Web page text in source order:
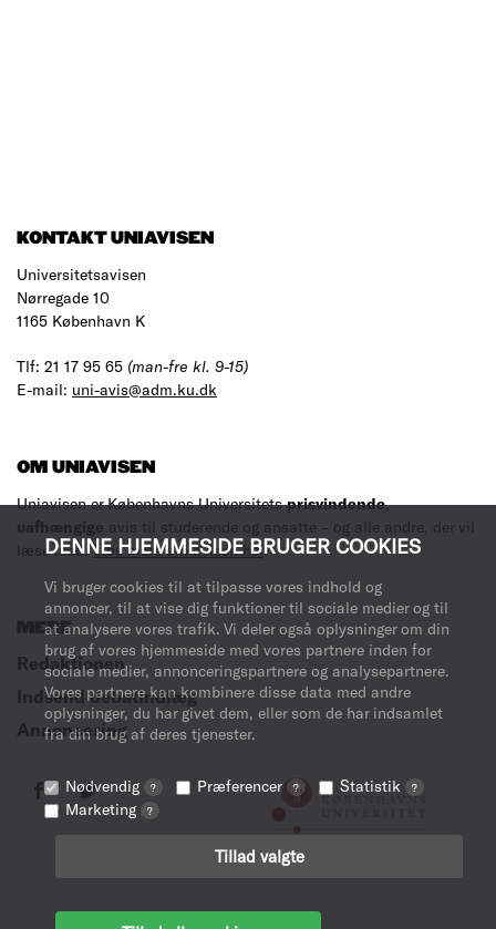
DENNE HJEMMESIDE BRUGER COOKIES
Vi bruger cookies til at tilpasse vores indhold og
annoncer, til at vise dig funktioner til sociale medier og til
at analysere vores trafik. Vi deler også oplysninger om din
brug af vores hjemmeside med vores partnere inden for
sociale medier, annonceringspartnere og analysepartnere.
Vores partnere kan kombinere disse data med andre
oplysninger, du har givet dem, eller som de har indsamlet
fra din brug af deres tjenester.
Nødvendig ? Præferencer ? Statistik ?
Marketing ?
Tillad valgte
KONTAKT UNIAVISEN
Universitetsavisen
Nørregade 10
1165 København K
Tlf: 21 17 95 65 (man-fre kl. 9-15)
E-mail: uni-avis@adm.ku.dk
OM UNIAVISEN
Uniavisen er Københavns Universitetsprisvindende,
uafhængige avis til studerende og ansatte – og alle andre, der vil
læse med.Læs mere om avisen her.
MERE
Redaktionen
Indsend debatindlæg
Annoncering